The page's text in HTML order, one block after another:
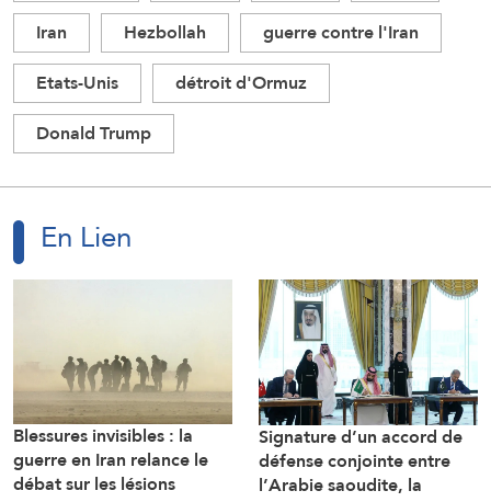
Iran
Hezbollah
guerre contre l'Iran
Etats-Unis
détroit d'Ormuz
Donald Trump
En Lien
Blessures invisibles : la
guerre en Iran relance le
débat sur les lésions
Signature d’un accord de
défense conjointe entre
l’Arabie saoudite, la